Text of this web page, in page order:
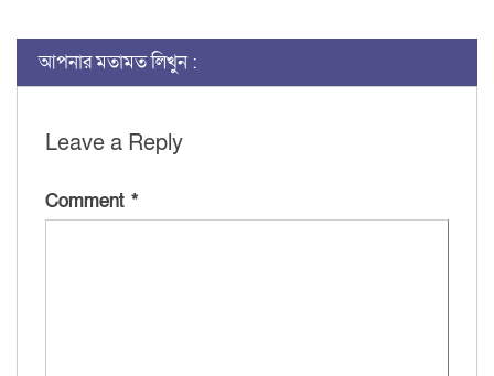
আপনার মতামত লিখুন :
Leave a Reply
Comment *